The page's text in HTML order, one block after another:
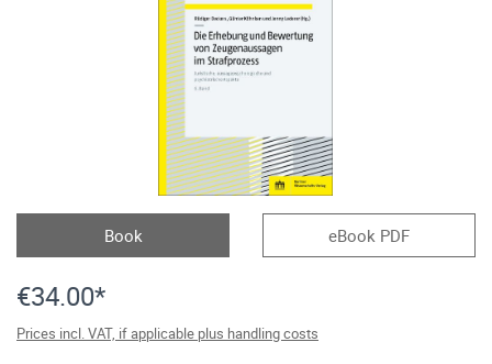
Book eBook PDF
€34.00*
Prices incl. VAT, if applicable plus handling costs